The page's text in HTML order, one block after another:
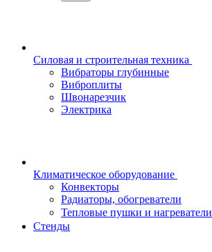
Силовая и строительная техника
Вибраторы глубинные
Виброплиты
Швонарезчик
Электрика
Климатическое оборудование
Конвекторы
Радиаторы, обогреватели
Тепловые пушки и нагреватели
Стенды